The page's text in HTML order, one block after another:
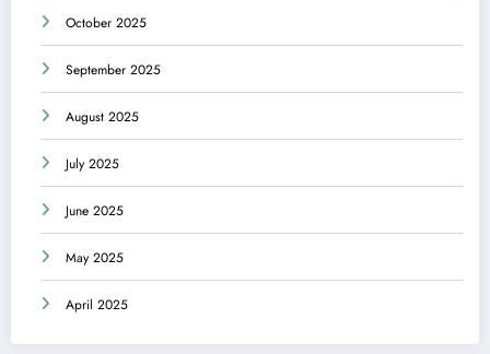
October 2025
September 2025
August 2025
July 2025
June 2025
May 2025
April 2025